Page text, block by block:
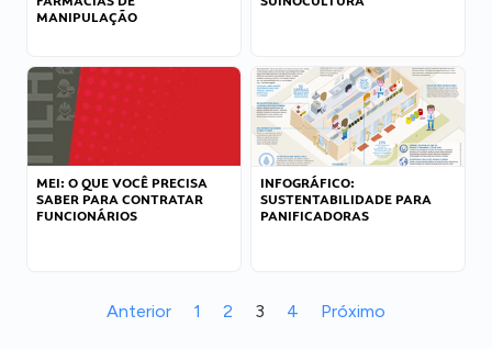
MANIPULAÇÃO
MEI: O QUE VOCÊ PRECISA
SABER PARA CONTRATAR
FUNCIONÁRIOS
INFOGRÁFICO:
SUSTENTABILIDADE PARA
PANIFICADORAS
Anterior 1 2 3 4 Próximo